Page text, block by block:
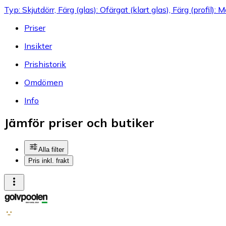
Typ: Skjutdörr, Färg (glas): Ofärgat (klart glas), Färg (profil):
Priser
Insikter
Prishistorik
Omdömen
Info
Jämför priser och butiker
Alla filter
Pris inkl. frakt